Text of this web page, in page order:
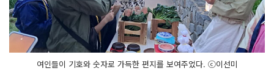
여인들이 기호와 숫자로 가득한 편지를 보여주었다. ⓒ이선미